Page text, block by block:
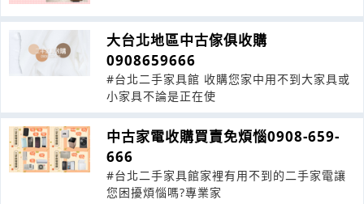
大台北地區中古傢俱收購
0908659666
#台北二手家具館 收購您家中用不到大家具或
小家具不論是正在使
中古家電收購買賣免煩惱0908-659-
666
#台北二手家具館家裡有用不到的二手家電讓
您困擾煩惱嗎?專業家